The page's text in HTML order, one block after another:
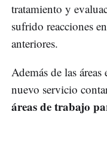
tratamiento y
sufrido reacciones
anteriores.
Además de las
nuevo servicio
áreas de trabajo